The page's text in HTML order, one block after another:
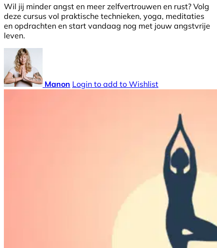
Wil jij minder angst en meer zelfvertrouwen en rust? Volg
deze cursus vol praktische technieken, yoga, meditaties
en opdrachten en start vandaag nog met jouw angstvrije
leven.
Manon Login to add to Wishlist